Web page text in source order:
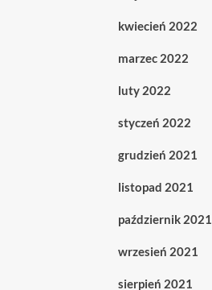
kwiecień 2022
marzec 2022
luty 2022
styczeń 2022
grudzień 2021
listopad 2021
październik 2021
wrzesień 2021
sierpień 2021